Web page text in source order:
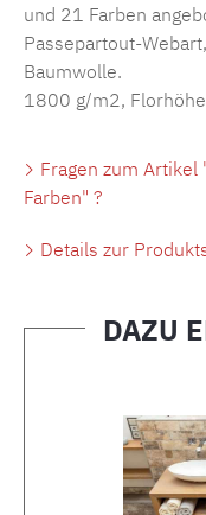
und 21 Farben
Passepartout-
Baumwolle.
1800 g/m2,
Fragen zum Artikel
Farben" ?
Details zur
DAZU